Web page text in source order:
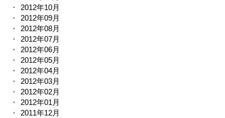
2012年10月
2012年09月
2012年08月
2012年07月
2012年06月
2012年05月
2012年04月
2012年03月
2012年02月
2012年01月
2011年12月